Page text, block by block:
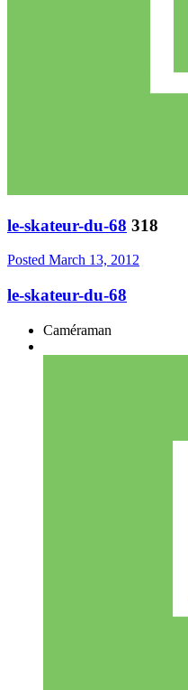
le-skateur-du-68 318
Posted March 13, 2012
le-skateur-du-68
Caméraman